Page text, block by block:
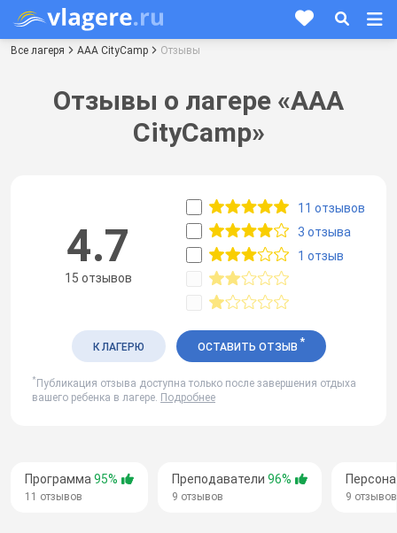
Все лагеря AAA CityCamp Отзывы
Отзывы о лагере «AAA
CityCamp»
Программа 95%
11 отзывов
Преподаватели 96%
9 отзывов 9 отзывов
4.7
15 отзывов
11 отзывов
3 отзыва
1 отзыв
К ЛАГЕРЮ ОСТАВИТЬ ОТЗЫВ *
* Публикация отзыва доступна только после завершения отдыха
вашего ребенка в лагере. Подробнее